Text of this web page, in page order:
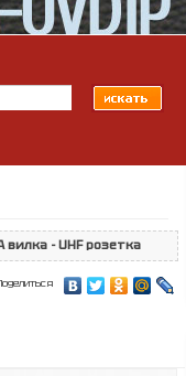
вилка - UHF розетка